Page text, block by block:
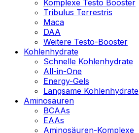
Komplexe Testo Booster
Tribulus Terrestris
Maca
DAA
Weitere Testo-Booster
Kohlenhydrate
Schnelle Kohlenhydrate
All-in-One
Energy-Gels
Langsame Kohlenhydrate
Aminosäuren
BCAAs
EAAs
Aminosäuren-Komplexe